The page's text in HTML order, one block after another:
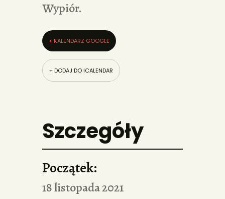
Wypiór.
+ KALENDARZ GOOGLE
+ DODAJ DO ICALENDAR
Szczegóły
Początek:
18 listopada 2021